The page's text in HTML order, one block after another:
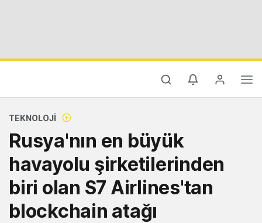
TEKNOLOJI
Rusya'nın en büyük
havayolu şirketilerinden
biri olan S7 Airlines'tan
blockchain atağı